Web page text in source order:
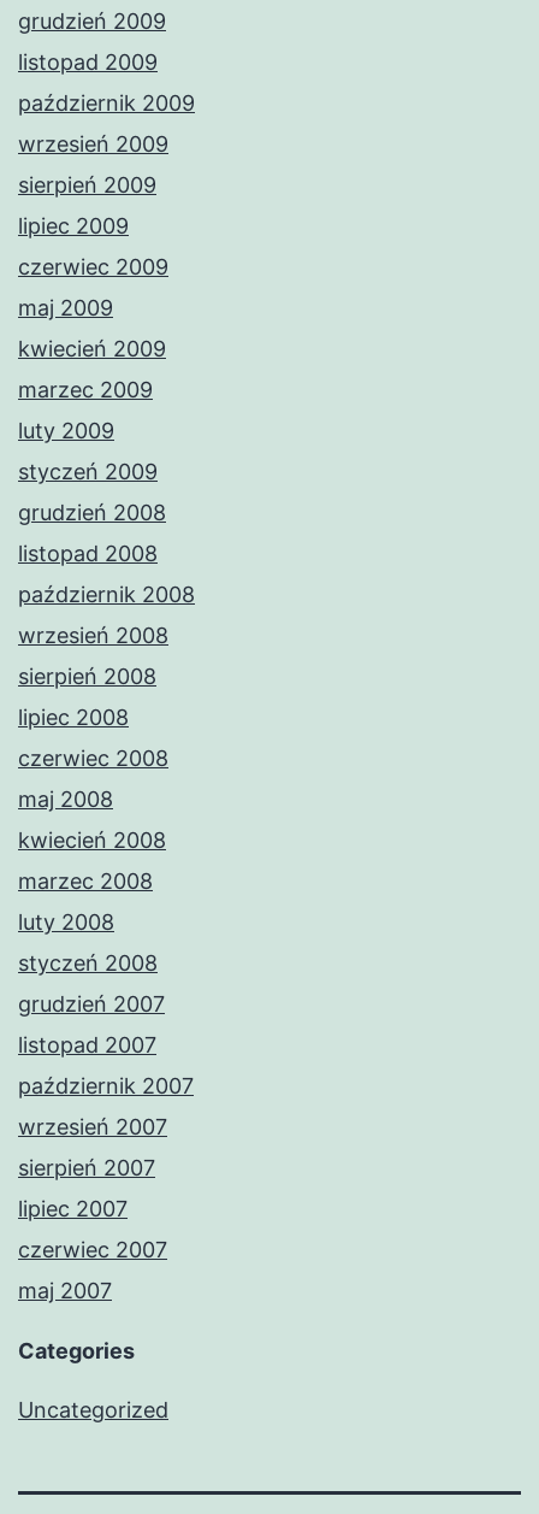
grudzień 2009
listopad 2009
październik 2009
wrzesień 2009
sierpień 2009
lipiec 2009
czerwiec 2009
maj 2009
kwiecień 2009
marzec 2009
luty 2009
styczeń 2009
grudzień 2008
listopad 2008
październik 2008
wrzesień 2008
sierpień 2008
lipiec 2008
czerwiec 2008
maj 2008
kwiecień 2008
marzec 2008
luty 2008
styczeń 2008
grudzień 2007
listopad 2007
październik 2007
wrzesień 2007
sierpień 2007
lipiec 2007
czerwiec 2007
maj 2007
Categories
Uncategorized